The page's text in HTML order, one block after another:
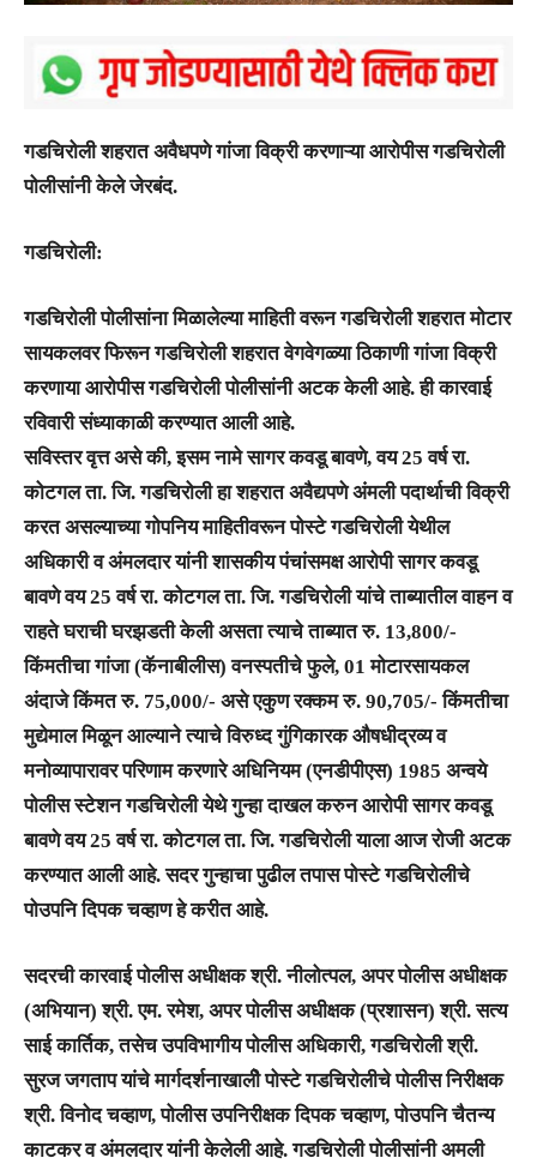
गडचिरोली शहरात अवैधपणे गांजा विक्री करणाऱ्या आरोपीस गडचिरोली
पोलीसांनी केले जेरबंद.
गडचिरोली:
गडचिरोली पोलीसांना मिळालेल्या माहिती वरून गडचिरोली शहरात मोटार
सायकलवर फिरून गडचिरोली शहरात वेगवेगळ्या ठिकाणी गांजा विक्री
करणा­या आरोपीस गडचिरोली पोलीसांनी अटक केली आहे. ही कारवाई
रविवारी संध्याकाळी करण्यात आली आहे.
सविस्तर वृत्त असे की, इसम नामे सागर कवडू बावणे, वय 25 वर्ष रा.
कोटगल ता. जि. गडचिरोली हा शहरात अवैद्यपणे अंमली पदार्थाची विक्री
करत असल्याच्या गोपनिय माहितीवरून पोस्टे गडचिरोली येथील
अधिकारी व अंमलदार यांनी शासकीय पंचांसमक्ष आरोपी सागर कवडू
बावणे वय 25 वर्ष रा. कोटगल ता. जि. गडचिरोली यांचे ताब्यातील वाहन व
राहते घराची घरझडती केली असता त्याचे ताब्यात रु. 13,800/-
किंमतीचा गांजा (कॅनाबीलीस) वनस्पतीचे फुले, 01 मोटारसायकल
अंदाजे किंमत रु. 75,000/- असे एकुण रक्कम रु. 90,705/- किंमतीचा
मुद्येमाल मिळून आल्याने त्याचे विरुध्द गुंगिकारक औषधीद्रव्य व
मनोव्यापारावर परिणाम करणारे अधिनियम (एनडीपीएस) 1985 अन्वये
पोलीस स्टेशन गडचिरोली येथे गुन्हा दाखल करुन आरोपी सागर कवडू
बावणे वय 25 वर्ष रा. कोटगल ता. जि. गडचिरोली याला आज रोजी अटक
करण्यात आली आहे. सदर गुन्हाचा पुढील तपास पोस्टे गडचिरोलीचे
पोउपनि दिपक चव्हाण हे करीत आहे.
सदरची कारवाई पोलीस अधीक्षक श्री. नीलोत्पल, अपर पोलीस अधीक्षक
(अभियान) श्री. एम. रमेश, अपर पोलीस अधीक्षक (प्रशासन) श्री. सत्य
साई कार्तिक, तसेच उपविभागीय पोलीस अधिकारी, गडचिरोली श्री.
सुरज जगताप यांचे मार्गदर्शनाखालीे पोस्टे गडचिरोलीचे पोलीस निरीक्षक
श्री. विनोद चव्हाण, पोलीस उपनिरीक्षक दिपक चव्हाण, पोउपनि चैतन्य
काटकर व अंमलदार यांनी केलेली आहे. गडचिरोली पोलीसांनी अमली